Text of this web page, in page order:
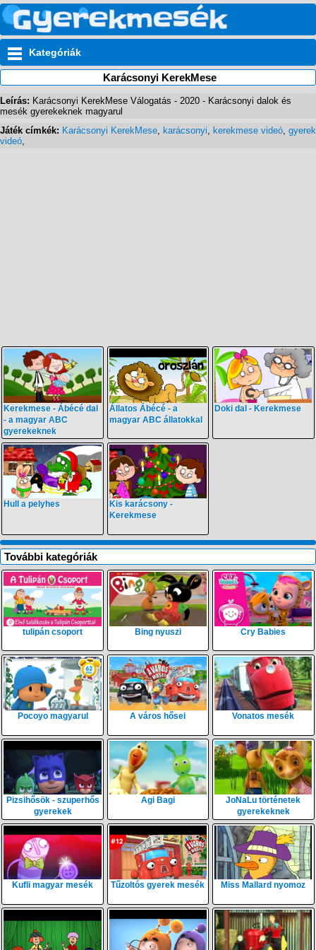
Kategóriák
Karácsonyi KerekMese
Leírás: Karácsonyi KerekMese Válogatás - 2020 - Karácsonyi dalok és
mesék gyerekeknek magyarul
Játék címkék: Karácsonyi KerekMese, karácsonyi, kerekmese videó, gyerek
videó,
Kerekmese - Ábécé dal
- a magyar ABC
gyerekeknek
Állatos Ábécé - a
magyar ABC állatokkal
Doki dal - Kerekmese
Hull a pelyhes
Kis karácsony -
Kerekmese
További kategóriák
tulipán csoport Bing nyuszi Cry Babies
Pocoyo magyarul A város hősei Vonatos mesék
Pizsihősök - szuperhős
gyerekek
Agi Bagi
JoNaLu történetek
gyerekeknek
Kufli magyar mesék Tűzoltós gyerek mesék Miss Mallard nyomoz